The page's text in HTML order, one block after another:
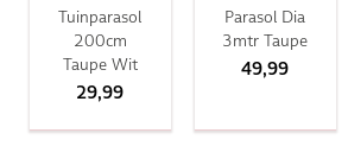
Tuinparasol
200cm
Taupe Wit
29,99
Parasol Dia
3mtr Taupe
49,99